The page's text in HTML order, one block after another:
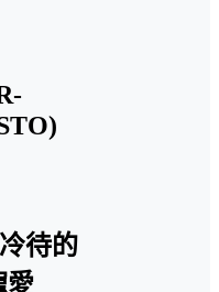
待的
愛